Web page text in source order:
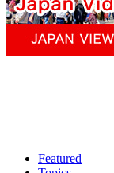
Featured